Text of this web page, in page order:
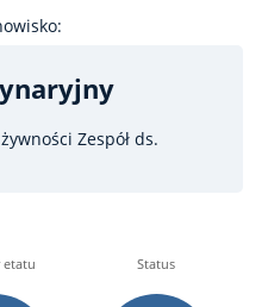
Zespół ds.
etatu Status